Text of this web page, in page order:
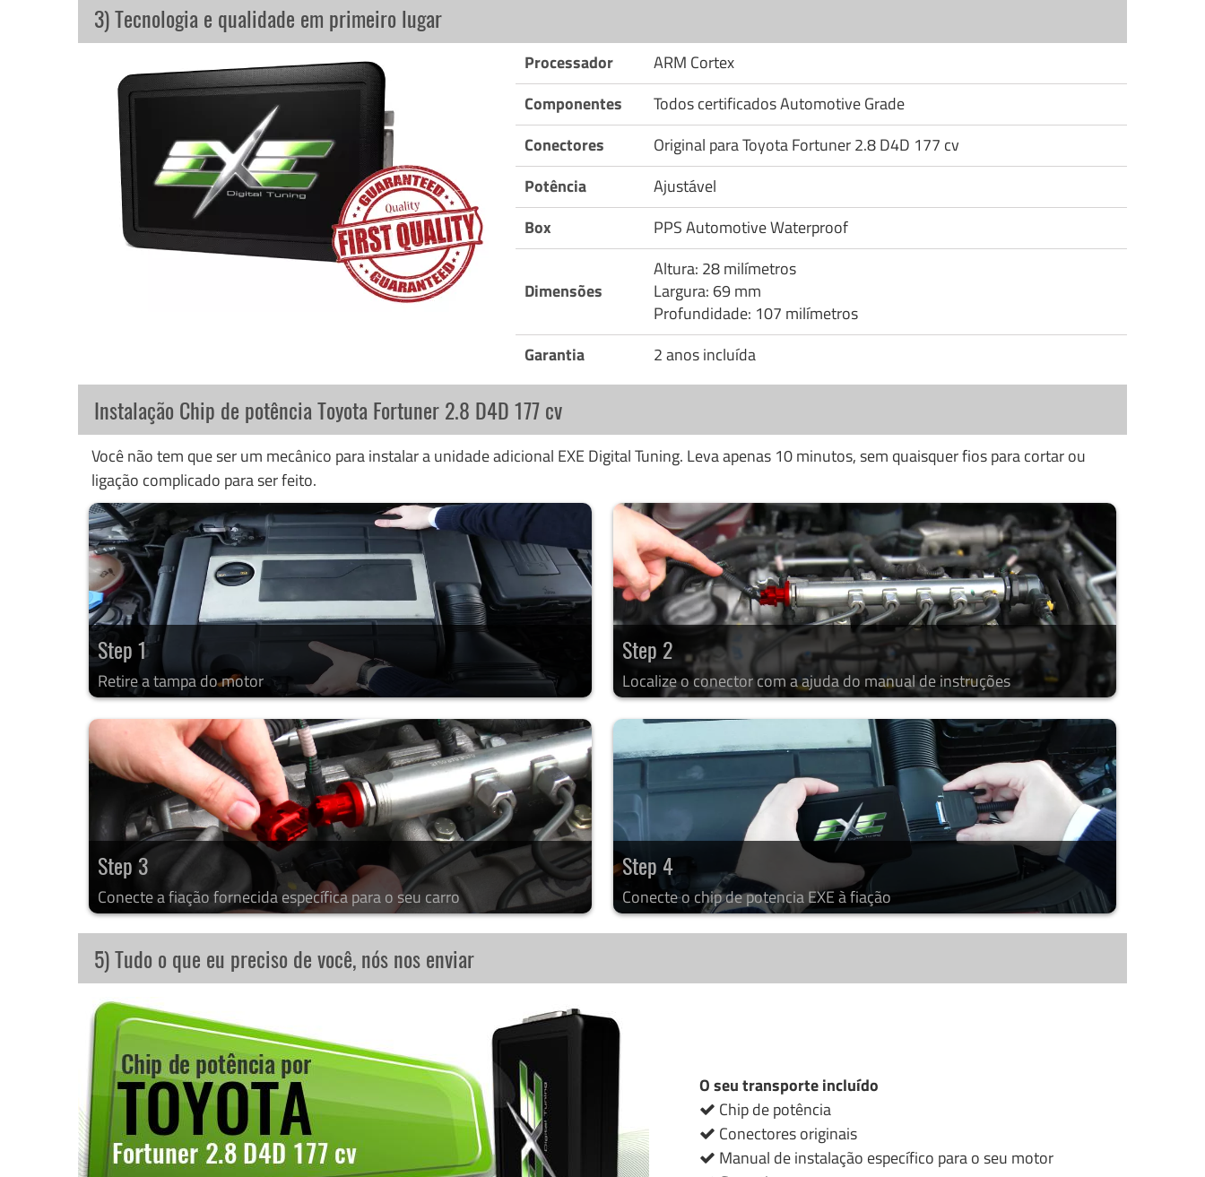
3) Tecnologia e qualidade em primeiro lugar
Processador
ARM Cortex
Componentes
Todos certificados Automotive Grade
Conectores
Original para Toyota Fortuner 2.8 D4D 177 cv
Potência
Ajustável
Box
PPS Automotive Waterproof
Dimensões
Altura: 28 milímetros
Largura: 69 mm
Profundidade: 107 milímetros
Garantia
2 anos incluída
Instalação Chip de potência Toyota Fortuner 2.8 D4D 177 cv
Você não tem que ser um mecânico para instalar a unidade adicional EXE Digital Tuning. Leva apenas 10 minutos, sem quaisquer fios para cortar ou
ligação complicado para ser feito.
Step 1
Retire a tampa do motor
Step 2
Localize o conector com a ajuda do manual de instruções
Step 3
Conecte a fiação fornecida específica para o seu carro
Step 4
Conecte o chip de potencia EXE à fiação
5) Tudo o que eu preciso de você, nós nos enviar
O seu transporte incluído
Chip de potência
Conectores originais
Manual de instalação específico para o seu motor